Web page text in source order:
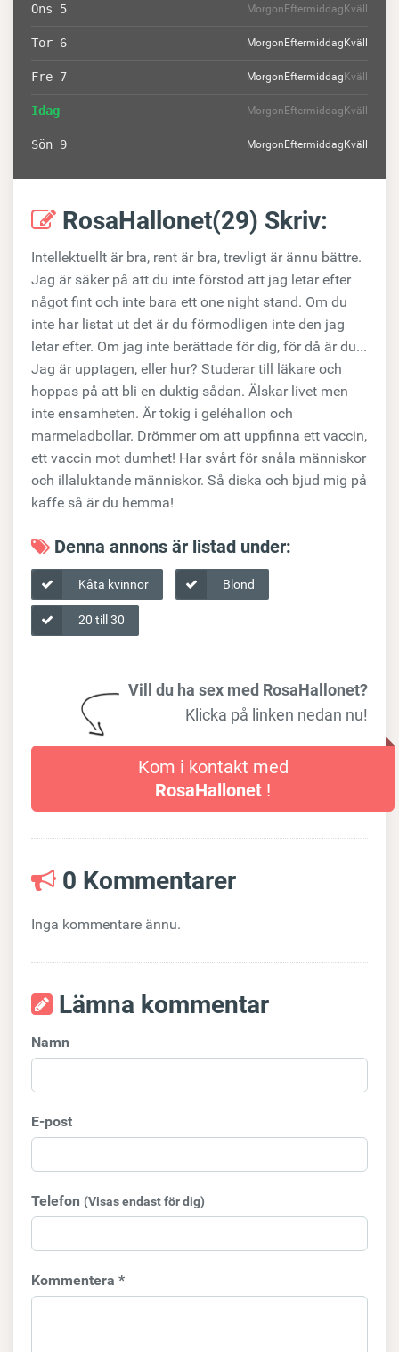
Ons 5 MorgonEftermiddagKväll
Tor 6 MorgonEftermiddagKväll
Fre 7 MorgonEftermiddagKväll
Idag MorgonEftermiddagKväll
Sön 9 MorgonEftermiddagKväll
RosaHallonet(29) Skriv:
Intellektuellt är bra, rent är bra, trevligt är ännu bättre.
Jag är säker på att du inte förstod att jag letar efter
något fint och inte bara ett one night stand. Om du
inte har listat ut det är du förmodligen inte den jag
letar efter. Om jag inte berättade för dig, för då är du...
Jag är upptagen, eller hur? Studerar till läkare och
hoppas på att bli en duktig sådan. Älskar livet men
inte ensamheten. Är tokig i geléhallon och
marmeladbollar. Drömmer om att uppfinna ett vaccin,
ett vaccin mot dumhet! Har svårt för snåla människor
och illaluktande människor. Så diska och bjud mig på
kaffe så är du hemma!
Denna annons är listad under:
Kåta kvinnor Blond
20 till 30
Vill du ha sex med RosaHallonet?
Klicka på linken nedan nu!
Kom i kontakt med
RosaHallonet !
0 Kommentarer
Inga kommentare ännu.
Lämna kommentar
Namn
E-post
Telefon (Visas endast för dig)
Kommentera *